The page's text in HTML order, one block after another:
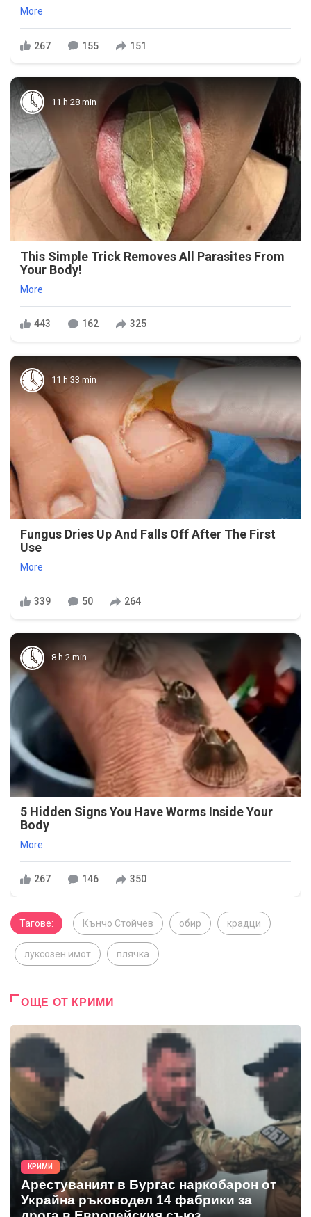
More
267 155 151
11 h 28 min
This Simple Trick Removes All Parasites From
Your Body!
More
443 162 325
11 h 33 min
Fungus Dries Up And Falls Off After The First
Use
More
339 50 264
8 h 2 min
5 Hidden Signs You Have Worms Inside Your
Body
More
267 146 350
Тагове: Кънчо Стойчев обир крадци
луксозен имот плячка
ОЩЕ ОТ КРИМИ
КРИМИ
Арестуваният в Бургас наркобарон от
Украйна ръководел 14 фабрики за